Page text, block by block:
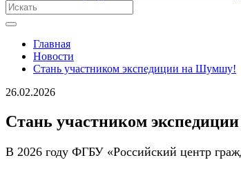
Главная
Новости
Стань участником экспедиции на Шумшу!
26.02.2026
Стань участником
В 2026 году ФГБУ «Российский центр